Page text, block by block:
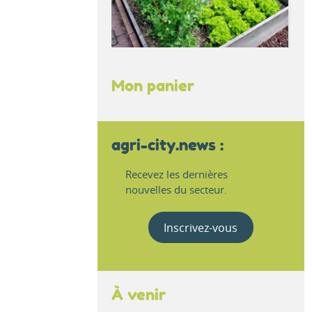
Mon panier
agri-city.news :
Recevez les dernières
nouvelles du secteur.
Inscrivez-vous
À venir